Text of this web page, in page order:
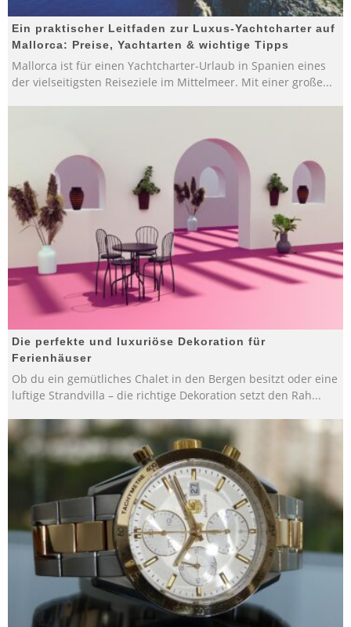
Ein praktischer Leitfaden zur Luxus-Yachtcharter auf
Mallorca: Preise, Yachtarten & wichtige Tipps
Mallorca ist für einen Yachtcharter-Urlaub in Spanien eines
der vielseitigsten Reiseziele im Mittelmeer. Mit einer große...
Die perfekte und luxuriöse Dekoration für
Ferienhäuser
Ob du ein gemütliches Chalet in den Bergen besitzt oder eine
luftige Strandvilla – die richtige Dekoration setzt den Rah...